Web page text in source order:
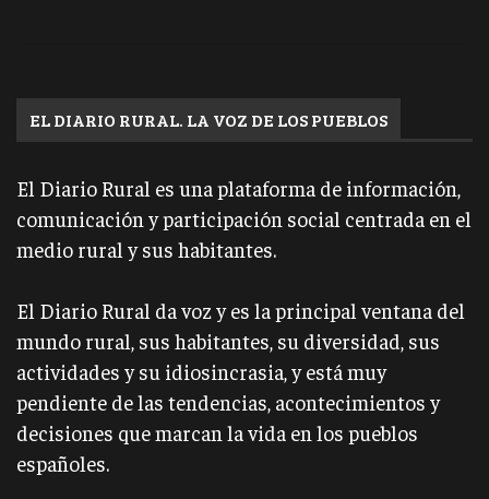
EL DIARIO RURAL. LA VOZ DE LOS PUEBLOS
El Diario Rural es una plataforma de información,
comunicación y participación social centrada en el
medio rural y sus habitantes.
El Diario Rural da voz y es la principal ventana del
mundo rural, sus habitantes, su diversidad, sus
actividades y su idiosincrasia, y está muy
pendiente de las tendencias, acontecimientos y
decisiones que marcan la vida en los pueblos
españoles.